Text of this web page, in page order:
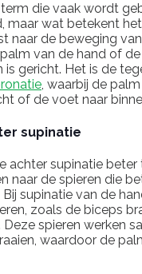
die vaak wordt
maar wat betekent
naar de beweging
van de hand of
is gericht. Het is de
, waarbij de
of de voet naar
supinatie
achter supinatie beter
naar de spieren die
supinatie van de
zoals de biceps
Deze spieren werken
waardoor de